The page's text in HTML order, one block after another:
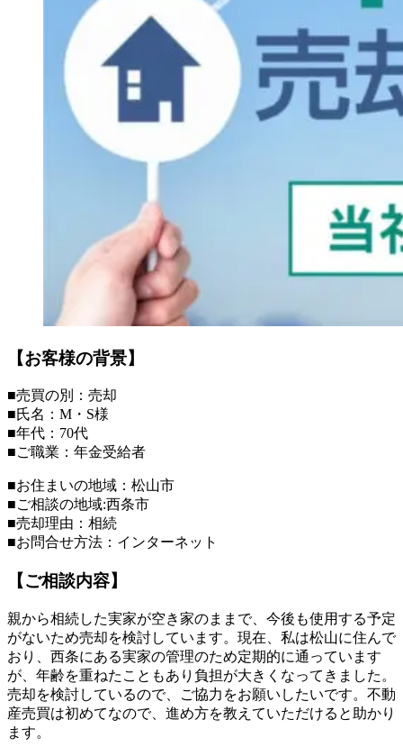
【お客様の背景】
■売買の別：売却
■氏名：M・S様
■年代：70代
■ご職業：年金受給者
■お住まいの地域：松山市
■ご相談の地域:西条市
■売却理由：相続
■お問合せ方法：インターネット
【ご相談内容】
親から相続した実家が空き家のままで、今後も使用する予定
がないため売却を検討しています。現在、私は松山に住んで
おり、西条にある実家の管理のため定期的に通っています
が、年齢を重ねたこともあり負担が大きくなってきました。
売却を検討しているので、ご協力をお願いしたいです。不動
産売買は初めてなので、進め方を教えていただけると助かり
ます。